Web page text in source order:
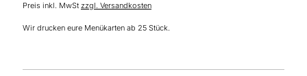
Preis inkl. MwSt zzgl. Versandkosten
Wir drucken eure Menükarten ab 25 Stück.